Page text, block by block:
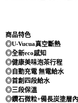
商品特色
◎U-Vucua真空斷熱
◎全新eco感知
◎健康美味泡茶行程
◎自動充電 無電給水
◎首創四段給水
◎三段保溫
◎鑽石微粒+備長炭塗層